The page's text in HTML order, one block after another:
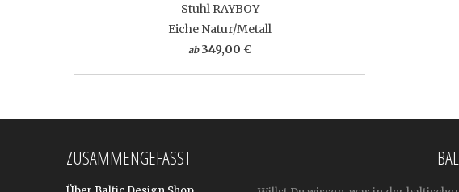
Stuhl RAYBOY
Eiche Natur/Metall
ab 349,00 €
ZUSAMMENGEFASST